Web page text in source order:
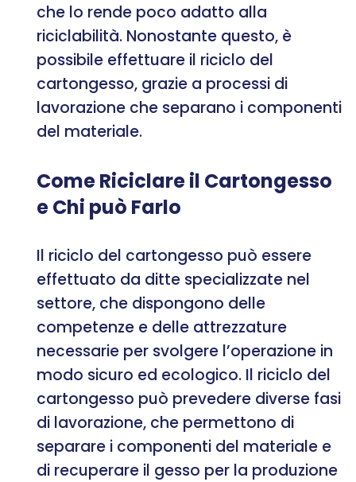
che lo rende poco adatto alla
riciclabilità. Nonostante questo, è
possibile effettuare il riciclo del
cartongesso, grazie a processi di
lavorazione che separano i componenti
del materiale.
Come Riciclare il Cartongesso
e Chi può Farlo
Il riciclo del cartongesso può essere
effettuato da ditte specializzate nel
settore, che dispongono delle
competenze e delle attrezzature
necessarie per svolgere l’operazione in
modo sicuro ed ecologico. Il riciclo del
cartongesso può prevedere diverse fasi
di lavorazione, che permettono di
separare i componenti del materiale e
di recuperare il gesso per la produzione